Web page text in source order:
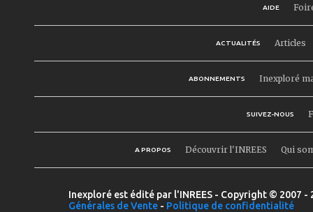
AIDE
ACTUALITÉS Articles
ABONNEMENTS Inexploré
SUIVEZ-NOUS
A PROPOS Découvrir l'INREES Qui
Inexploré est édité par l'INREES - Copyright © 2007
Générales de Vente - Politique de confidentialité